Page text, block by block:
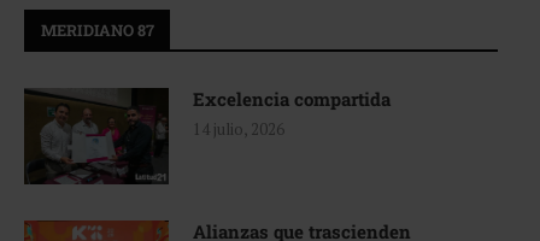
MERIDIANO 87
Excelencia compartida
14 julio, 2026
Alianzas que trascienden